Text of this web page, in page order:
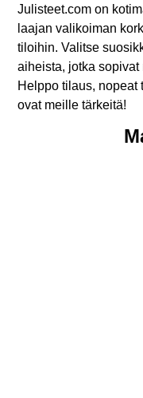
Julisteet.com on
laajan valikoiman
tiloihin. Valitse
aiheista, jotka
Helppo tilaus, nopeat
ovat meille tärkeitä!